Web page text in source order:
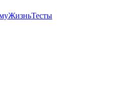
ЖизньТесты